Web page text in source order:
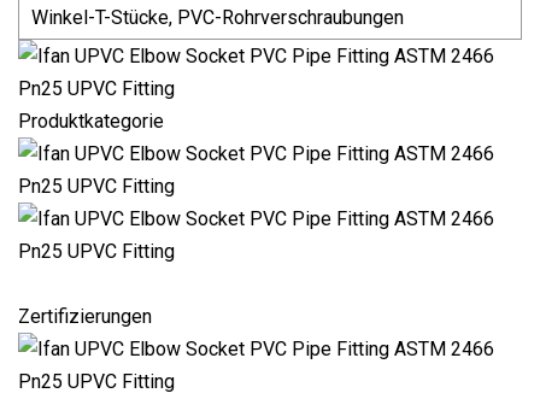
Winkel-T-Stücke, PVC-Rohrverschraubungen
Produktkategorie
Zertifizierungen